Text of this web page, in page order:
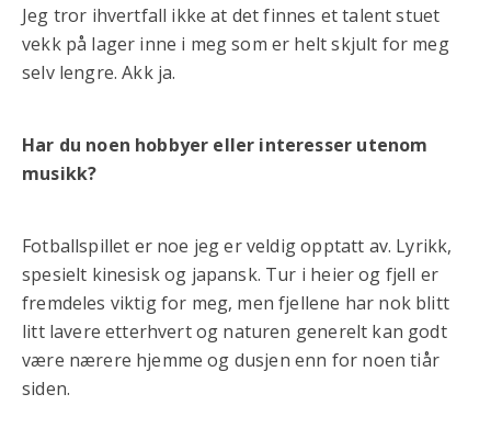
Jeg tror ihvertfall ikke at det finnes et talent stuet
vekk på lager inne i meg som er helt skjult for meg
selv lengre. Akk ja.
Har du noen hobbyer eller interesser utenom
musikk?
Fotballspillet er noe jeg er veldig opptatt av. Lyrikk,
spesielt kinesisk og japansk. Tur i heier og fjell er
fremdeles viktig for meg, men fjellene har nok blitt
litt lavere etterhvert og naturen generelt kan godt
være nærere hjemme og dusjen enn for noen tiår
siden.